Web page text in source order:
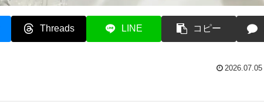
Threads LINE コピー
2026.07.05